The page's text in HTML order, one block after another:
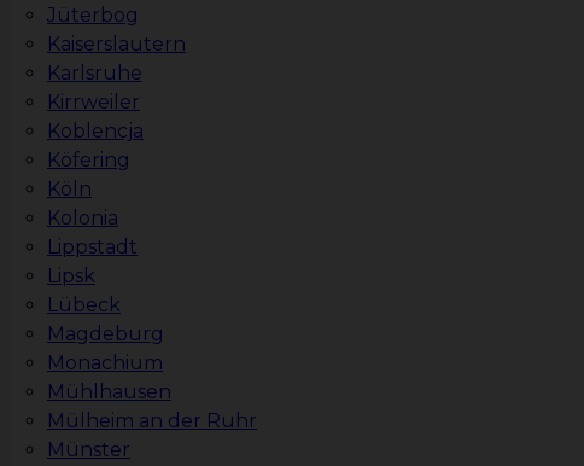
Jüterbog
Kaiserslautern
Karlsruhe
Kirrweiler
Koblencja
Köfering
Köln
Kolonia
Lippstadt
Lipsk
Lübeck
Magdeburg
Monachium
Mühlhausen
Mülheim an der Ruhr
Münster